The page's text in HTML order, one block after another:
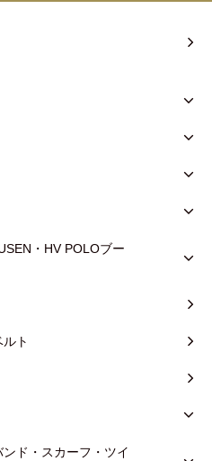
・HV POLOブー
ト
ド・スカーフ・ツイ